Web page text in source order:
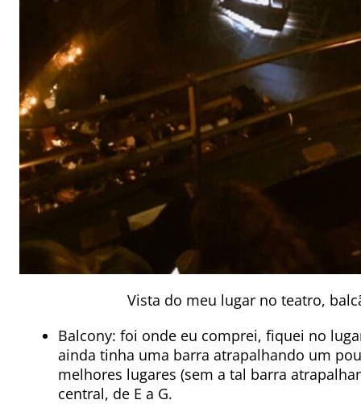
Vista do meu lugar no teatro,
Balcony: foi onde eu comprei, fiquei no
ainda tinha uma barra atrapalhando um
melhores lugares (sem a tal barra
central, de E a G.